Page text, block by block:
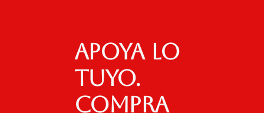
Apoya lo
tuyo.
Compra